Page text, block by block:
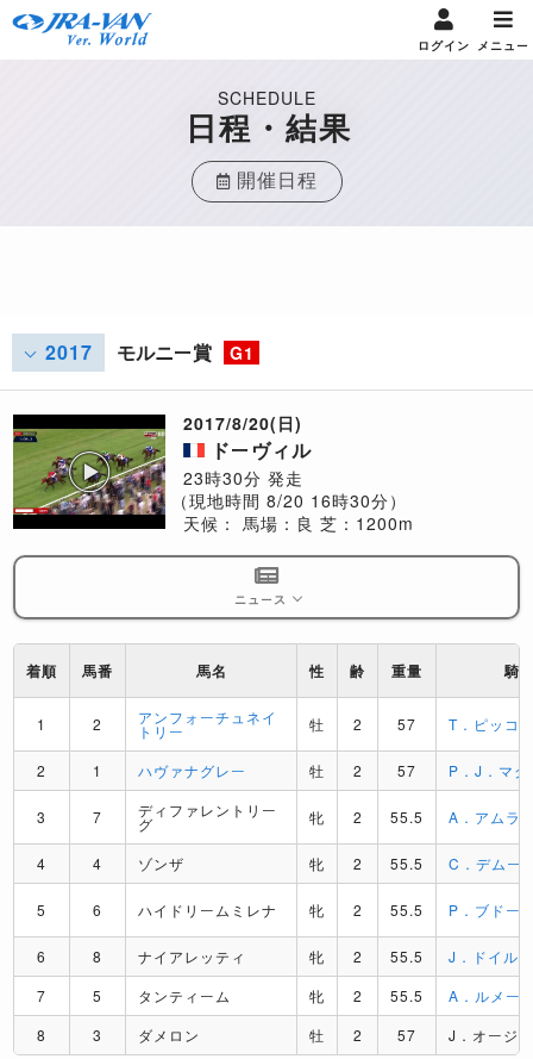
ログイン メニュー
SCHEDULE
日程・結果
開催日程
2017 モルニー賞 G1
2017/8/20(日)
ドーヴィル
23時30分 発走
（現地時間 8/20 16時30分）
天候： 馬場：良 芝：1200m
ニュース
着順 馬番 馬名 性 齢 重量 騎
1 2 アンフォーチュネイ
トリー 牡 2 57 T．ピッコ
2 1 ハヴァナグレー 牡 2 57 P．J．マ
3 7 ディファレントリー
グ 牝 2 55.5 A．アムラ
4 4 ゾンザ 牝 2 55.5 C．デムー
5 6 ハイドリームミレナ 牝 2 55.5 P．ブドー
6 8 ナイアレッティ 牝 2 55.5
J．ドイル
7
5 タンティーム 牝 2 55.5
A．ルメー
8
3 ダメロン 牡 2 57 J．オージ